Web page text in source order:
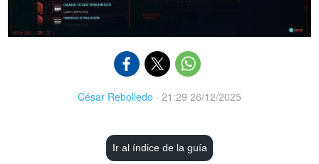
César Rebolledo · 21:29 26/12/2025
Ir al índice de la guía